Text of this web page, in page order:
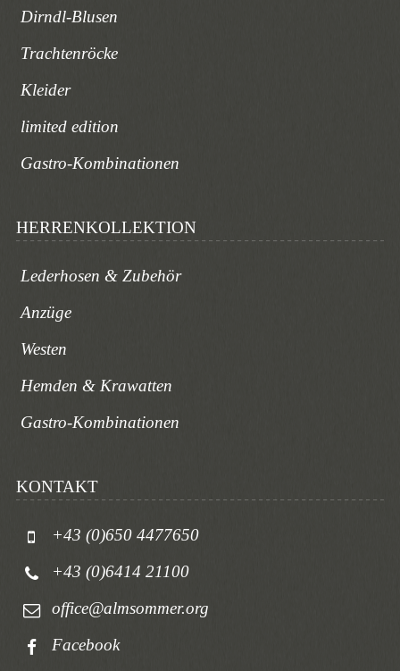
Dirndl-Blusen
Trachtenröcke
Kleider
limited edition
Gastro-Kombinationen
HERRENKOLLEKTION
Lederhosen & Zubehör
Anzüge
Westen
Hemden & Krawatten
Gastro-Kombinationen
KONTAKT
+43 (0)650 4477650
+43 (0)6414 21100
office@almsommer.org
Facebook